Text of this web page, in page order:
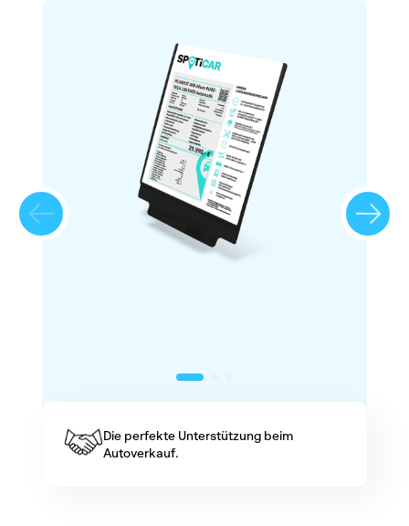
Die perfekte Unterstützung beim
Autoverkauf.